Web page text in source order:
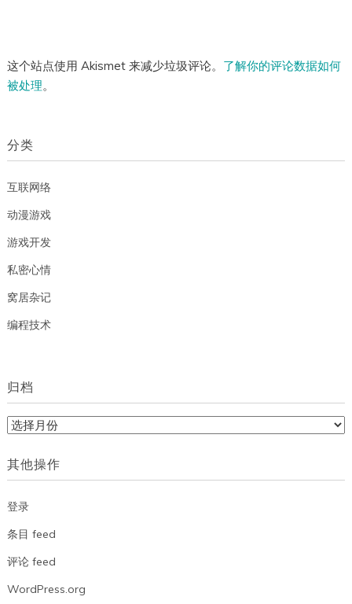
这个站点使用 Akismet 来减少垃圾评论。 了解你的评论数据如何
被处理。
分类
互联网络
动漫游戏
游戏开发
私密心情
窝居杂记
编程技术
归档
归
其他操作
登录
条目 feed
评论 feed
WordPress.org